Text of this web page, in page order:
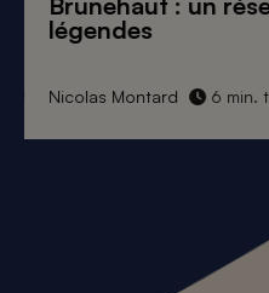
légendes
Nicolas Montard 6 min.